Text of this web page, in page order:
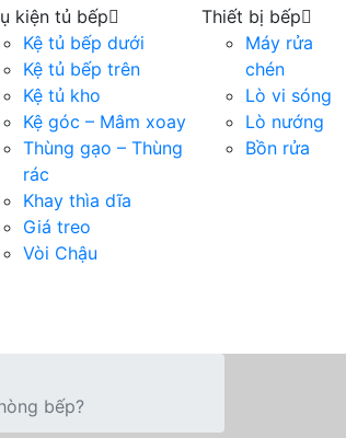
kiện tủ bếp
Kệ tủ bếp dưới
Kệ tủ bếp trên
Kệ tủ kho
Kệ góc – Mâm xoay
Thùng gạo – Thùng
rác
Khay thìa dĩa
Giá treo
Vòi Chậu
Thiết bị bếp
Máy rửa
chén
Lò vi sóng
Lò nướng
Bồn rửa
bếp?